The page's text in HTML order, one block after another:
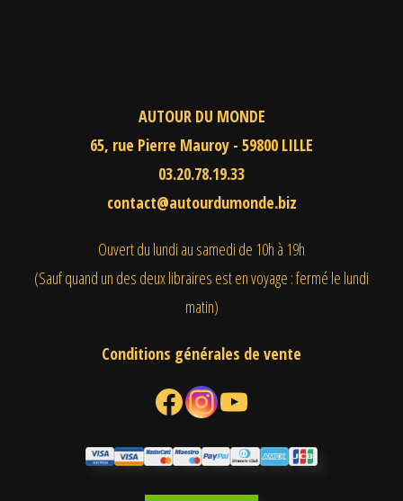
AUTOUR DU MONDE
65, rue Pierre Mauroy - 59800 LILLE
03.20.78.19.33
contact@autourdumonde.biz
Ouvert du lundi au samedi de 10h à 19h
(Sauf quand un des deux libraires est en voyage : fermé le lundi
matin)
Conditions générales de vente
Facebook Instagram YouTube